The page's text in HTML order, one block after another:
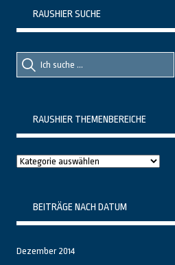
RAUSHIER SUCHE
Suche
nach::
Suche
nach:
RAUSHIER THEMENBEREICHE
Raushier
BEITRÄGE NACH DATUM
Dezember 2014